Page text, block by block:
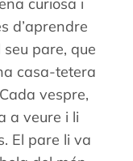
d’aprendre
pare, que
casa-tetera
vespre,
a veure i li
El pare li va